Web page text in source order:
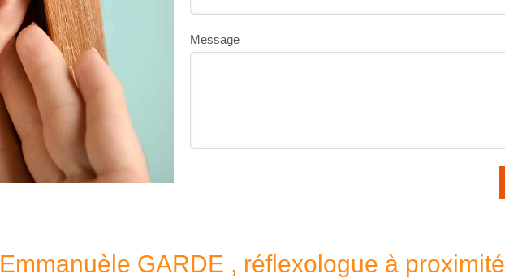
Message
Emmanuèle GARDE , réflexologue à proximité